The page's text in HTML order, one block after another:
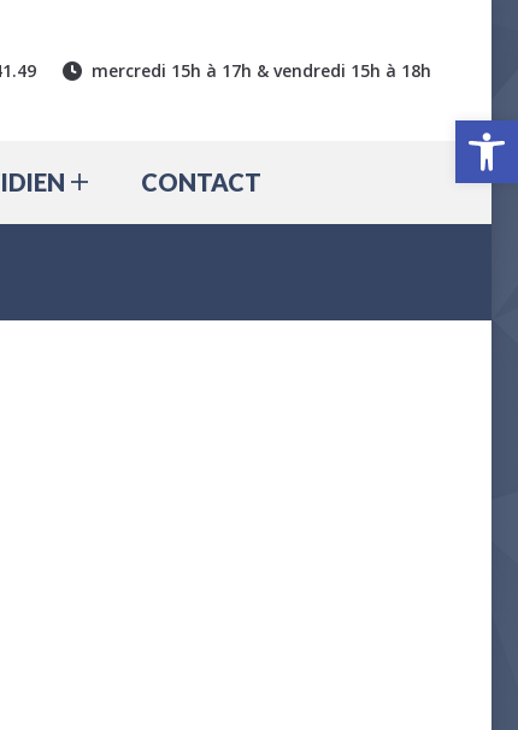
mercredi 15h à 17h & vendredi 15h à 18h
CONTACT